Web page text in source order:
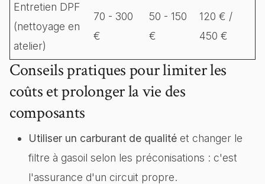
Entretien DPF
(nettoyage en
atelier)
70 - 300
€
50 - 150
€
120 € /
450 €
Conseils pratiques pour limiter les
coûts et prolonger la vie des
composants
Utiliser un carburant de qualité et changer le
filtre à gasoil selon les préconisations : c'est
l'assurance d'un circuit propre.